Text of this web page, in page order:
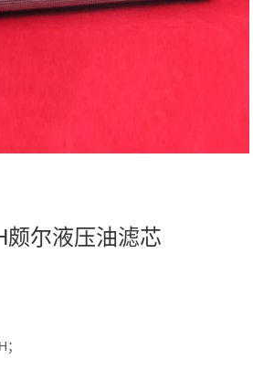
颇尔液压油滤芯